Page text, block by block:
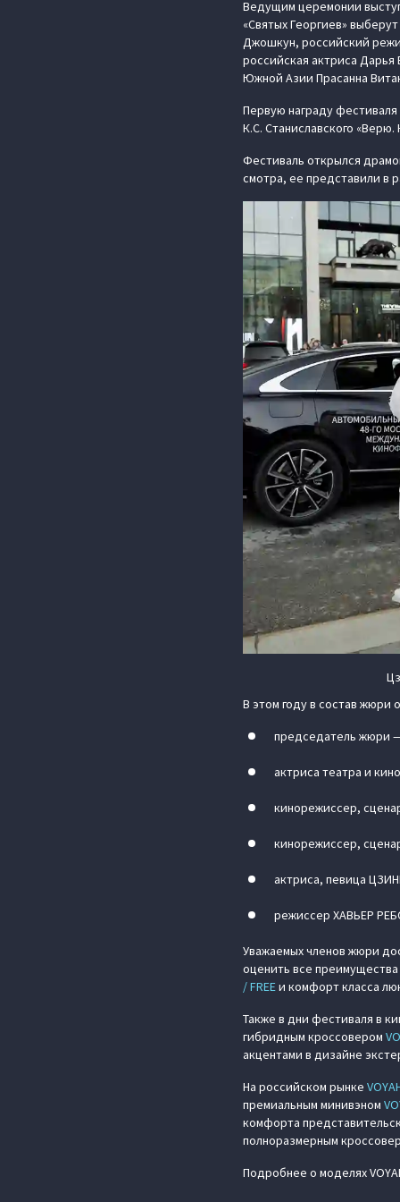
Ведущим церемонии
«Святых Георгиев»
Джошкун, российский
российская актриса
Южной Азии Прасанна
Первую награду
К.С. Станиславского
Фестиваль открылся
смотра, ее представили в
В этом году в состав жюри
председатель жюри
актриса театра и
кинорежиссер,
кинорежиссер,
актриса, певица
режиссер ХАВЬЕР
Уважаемых членов жюри
оценить все
/ FREEи комфорт класса
Также в дни фестиваля в
гибридным кроссовером
акцентами в дизайне
На российском рынке
премиальным минивэном
комфорта
полноразмерным
Подробнее о моделях